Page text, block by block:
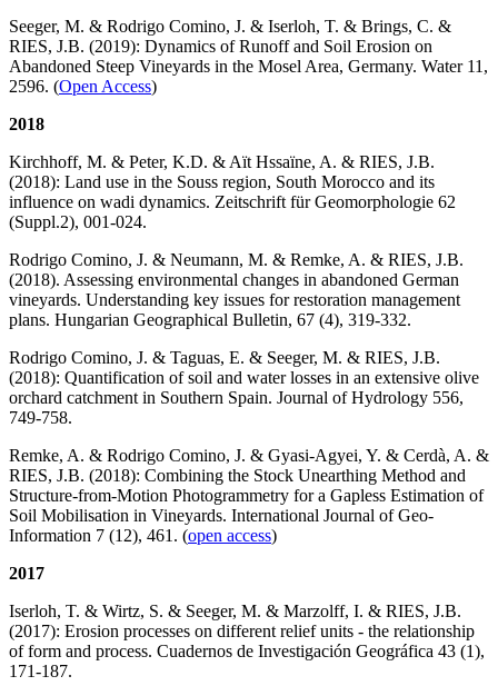
Seeger, M. & Rodrigo Comino, J. & Iserloh, T. & Brings, C. &
RIES, J.B. (2019): Dynamics of Runoff and Soil Erosion on
Abandoned Steep Vineyards in the Mosel Area, Germany. Water 11,
2596. (Open Access)
2018
Kirchhoff, M. & Peter, K.D. & Aït Hssaïne, A. & RIES, J.B.
(2018): Land use in the Souss region, South Morocco and its
influence on wadi dynamics. Zeitschrift für Geomorphologie 62
(Suppl.2), 001-024.
Rodrigo Comino, J. & Neumann, M. & Remke, A. & RIES, J.B.
(2018). Assessing environmental changes in abandoned German
vineyards. Understanding key issues for restoration management
plans. Hungarian Geographical Bulletin, 67 (4), 319-332.
Rodrigo Comino, J. & Taguas, E. & Seeger, M. & RIES, J.B.
(2018): Quantification of soil and water losses in an extensive olive
orchard catchment in Southern Spain. Journal of Hydrology 556,
749-758.
Remke, A. & Rodrigo Comino, J. & Gyasi-Agyei, Y. & Cerdà, A. &
RIES, J.B. (2018): Combining the Stock Unearthing Method and
Structure-from-Motion Photogrammetry for a Gapless Estimation of
Soil Mobilisation in Vineyards. International Journal of Geo-
Information 7 (12), 461. (open access)
2017
Iserloh, T. & Wirtz, S. & Seeger, M. & Marzolff, I. & RIES, J.B.
(2017): Erosion processes on different relief units - the relationship
of form and process. Cuadernos de Investigación Geográfica 43 (1),
171-187.